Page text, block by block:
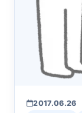
2017.06.26